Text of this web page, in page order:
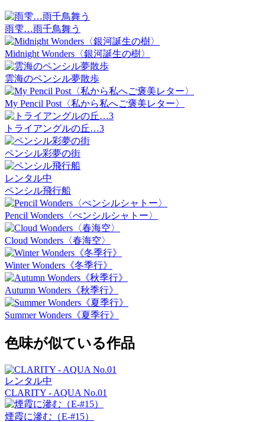
雨雫…雨千鳥舞う
Midnight Wonders〈銀河誕生の樹〉
雲海のペンシル夢散歩
My Pencil Post〈私から私へご褒美レター〉
トライアングルの丘…3
ペンシル彩夢の街
レンタル中
ペンシル飛行船
Pencil Wonders〈ぺンシルシャトー〉
Cloud Wonders〈春海空〉
Winter Wonders《冬季行》
Autumn Wonders《秋季行》
Summer Wonders《夏季行》
色味が似ている作品
レンタル中
CLARITY - AQUA No.01
煙霞に滲む（E-#15）